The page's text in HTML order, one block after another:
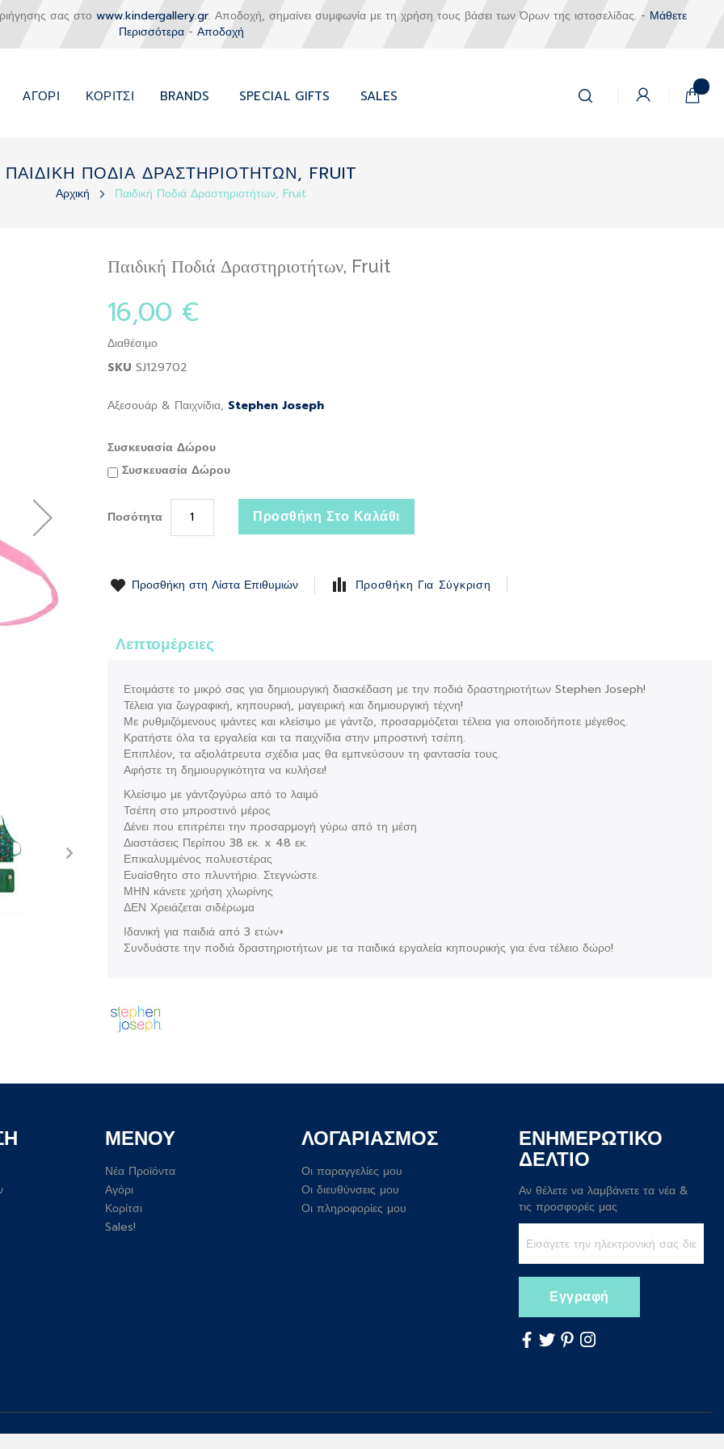
σας στο www.kindergallery.gr. Αποδοχή, σημαίνει συμφωνία με τη χρήση τους βάσει των Όρων της ιστοσελίδας. - Μάθετε
Περισσότερα- Αποδοχή
ΑΓΌΡΙ ΚΟΡΊΤΣΙ BRANDS SPECIAL GIFTS SALES
Το
Αναζήτηση
ΠΑΙΔΙΚΗ ΠΟΔΙΑ ΔΡΑΣΤΗΡΙΟΤΗΤΩΝ, FRUIT
Αρχική Παιδική Ποδιά Δραστηριοτήτων, Fruit
Παιδική Ποδιά Δραστηριοτήτων, Fruit
16,00 €
Διαθέσιμο
SKU SJ129702
Αξεσουάρ & Παιχνίδια, Stephen Joseph
Συσκευασία Δώρου
Συσκευασία Δώρου
Ποσότητα Προσθήκη Στο Καλάθι
Προσθήκη στη Λίστα Επιθυμιών Προσθήκη Για Σύγκριση
Λεπτομέρειες
Ετοιμάστε το μικρό σας για δημιουργική διασκέδαση με την ποδιά δραστηριοτήτων Stephen Joseph!
Τέλεια για ζωγραφική, κηπουρική, μαγειρική και δημιουργική τέχνη!
Με ρυθμιζόμενους ιμάντες και κλείσιμο με γάντζο, προσαρμόζεται τέλεια για οποιοδήποτε μέγεθος.
Κρατήστε όλα τα εργαλεία και τα παιχνίδια στην μπροστινή τσέπη.
Επιπλέον, τα αξιολάτρευτα σχέδια μας θα εμπνεύσουν τη φαντασία τους.
Αφήστε τη δημιουργικότητα να κυλήσει!
Κλείσιμο με γάντζογύρω από το λαιμό
Τσέπη στο μπροστινό μέρος
Δένει που επιτρέπει την προσαρμογή γύρω από τη μέση
Διαστάσεις Περίπου 38 εκ. x 48 εκ.
Επικαλυμμένος πολυεστέρας
Ευαίσθητο στο πλυντήριο. Στεγνώστε.
ΜΗΝ κάνετε χρήση χλωρίνης
ΔΕΝ Χρειάζεται σιδέρωμα
Ιδανική για παιδιά από 3 ετών+
Συνδυάστε την ποδιά δραστηριοτήτων με τα παιδικά εργαλεία κηπουρικής για ένα τέλειο δώρο!
ΜΕΝΟΥ
Νέα Προϊόντα
Αγόρι
Κορίτσι
Sales!
ΛΟΓΑΡΙΑΣΜΟΣ
Οι παραγγελίες μου
Οι διευθύνσεις μου
Οι πληροφορίες μου
ΕΝΗΜΕΡΩΤΙΚΟ
ΔΕΛΤΙΟ
Αν θέλετε να λαμβάνετε τα νέα &
τις προσφορές μας
Εγγραφή